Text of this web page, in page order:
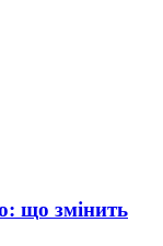
що змінить